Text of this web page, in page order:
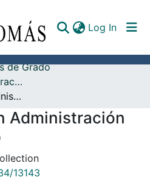
Log In
de Grado
Facultad de Administración de Empresas
Especialización Administración del Ecoturismo
Administración
13143